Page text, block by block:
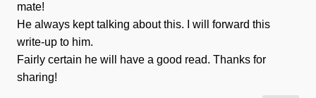
mate!
He always kept talking about this. I will forward this
write-up to him.
Fairly certain he will have a good read. Thanks for
sharing!